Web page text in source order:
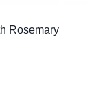
Rosemary